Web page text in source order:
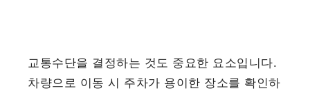
교통수단을 결정하는 것도 중요한 요소입니다.
차량으로 이동 시 주차가 용이한 장소를 확인하